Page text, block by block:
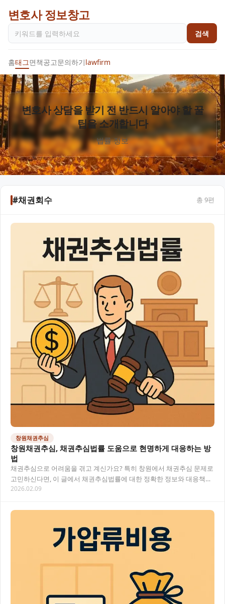
변호사 정보창고
검색
홈태그면책공고문의하기lawfirm
변호사 상담을 받기 전 반드시 알아야 할 꿀
팁을 소개합니다
법률 정보
#채권회수 총 9편
창원채권추심
창원채권추심, 채권추심법률 도움으로 현명하게 대응하는 방
법
채권추심으로 어려움을 겪고 계신가요? 특히 창원에서 채권추심 문제로
고민하신다면, 이 글에서 채권추심법률에 대한 정확한 정보와 대응책을
알려드립니다. 법적 권리를 지키면서 효과적으…
2026.02.09